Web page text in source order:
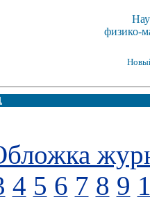
физико-
4 5 6 7 8 9